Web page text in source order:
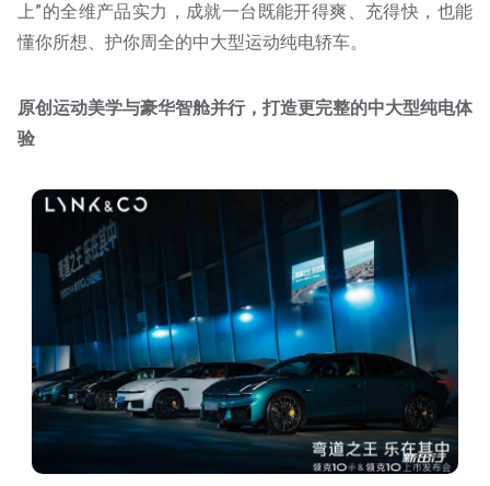
上”的全维产品实力，成就一台既能开得爽、充得快，也能
懂你所想、护你周全的中大型运动纯电轿车。
原创运动美学与豪华智舱并行，打造更完整的中大型纯电体
验